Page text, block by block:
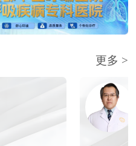
更多 >